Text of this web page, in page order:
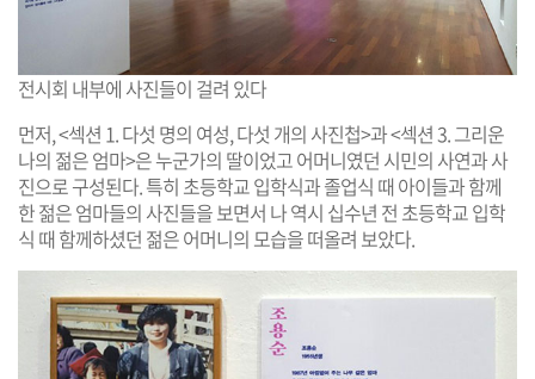
전시회 내부에 사진들이 걸려 있다
먼저, <섹션 1. 다섯 명의 여성, 다섯 개의 사진첩>과 <섹션 3. 그리운
나의 젊은 엄마>은 누군가의 딸이었고 어머니였던 시민의 사연과 사
진으로 구성된다. 특히 초등학교 입학식과 졸업식 때 아이들과 함께
한 젊은 엄마들의 사진들을 보면서 나 역시 십수년 전 초등학교 입학
식 때 함께하셨던 젊은 어머니의 모습을 떠올려 보았다.